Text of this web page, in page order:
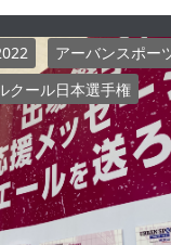
アーバンスポー
クール日本選手権